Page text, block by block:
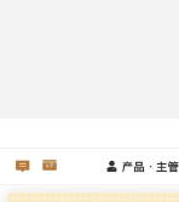
幼崽的存活率直
倒挂在队伍尾部
伍就会陷入“踩